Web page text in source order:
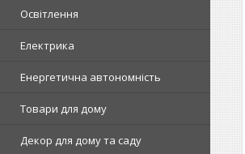
Освітлення
Електрика
Енергетична автономність
Товари для дому
Декор для дому та саду